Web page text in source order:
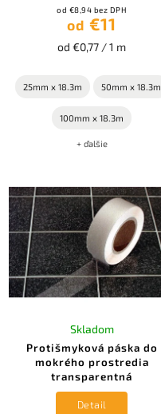
od €8,94 bez DPH
od €11
od €0,77 / 1 m
25mm x 18.3m 50mm x 18.3m
100mm x 18.3m
+ ďalšie
Protišmyková páska do
mokrého prostredia
transparentná
Skladom
Detail